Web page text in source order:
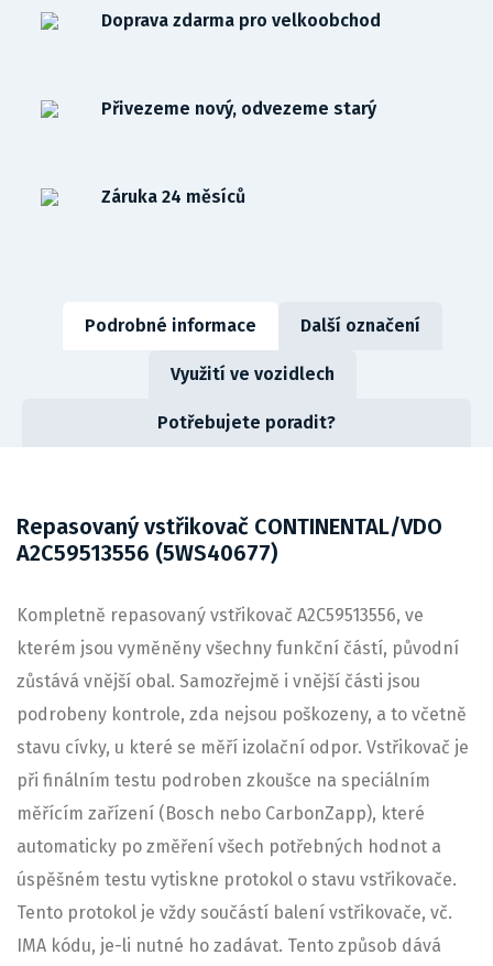
Doprava zdarma pro velkoobchod
Přivezeme nový, odvezeme starý
Záruka 24 měsíců
Podrobné informace Další označení
Využití ve vozidlech
Potřebujete poradit?
Repasovaný vstřikovač CONTINENTAL/VDO
A2C59513556 (5WS40677)
Kompletně repasovaný vstřikovač A2C59513556, ve
kterém jsou vyměněny všechny funkční částí, původní
zůstává vnější obal. Samozřejmě i vnější části jsou
podrobeny kontrole, zda nejsou poškozeny, a to včetně
stavu cívky, u které se měří izolační odpor. Vstřikovač je
při finálním testu podroben zkoušce na speciálním
měřícím zařízení (Bosch nebo CarbonZapp), které
automaticky po změření všech potřebných hodnot a
úspěšném testu vytiskne protokol o stavu vstřikovače.
Tento protokol je vždy součástí balení vstřikovače, vč.
IMA kódu, je-li nutné ho zadávat. Tento způsob dává